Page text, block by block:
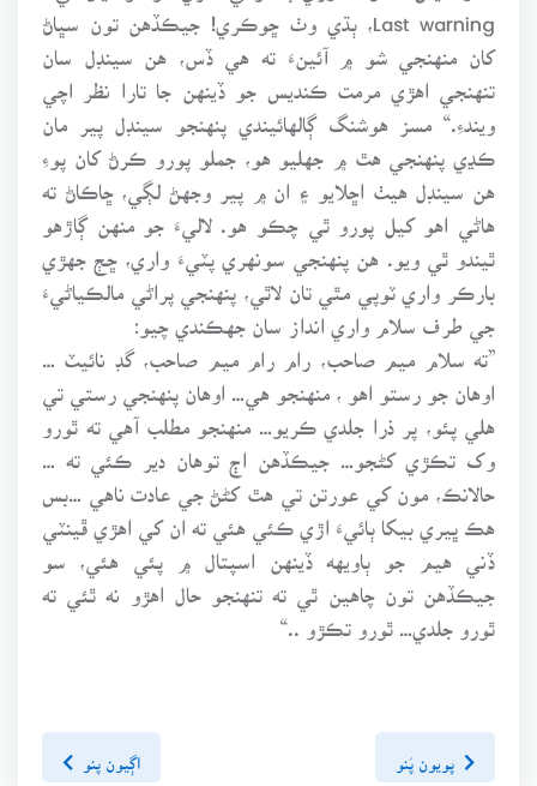
Last warning، ٻڌي وٺ ڇوڪري! جيڪڏهن تون سڀاڻ
کان منهنجي شو ۾ آئينءَ ته هي ڏس، هن سينڊل سان
تنهنجي اهڙي مرمت ڪنديس جو ڏينهن جا تارا نظر اچي
ويندءِ.“ مسز هوشنگ ڳالهائيندي پنهنجو سينڊل پير مان
ڪڍي پنهنجي هٿ ۾ جهليو هو، جملو پورو ڪرڻ کان پوءِ
هن سينڊل هيٺ اڇلايو ۽ ان ۾ پير وجهڻ لڳي، ڇاڪاڻ ته
هاڻي اهو کيل پورو ٿي چڪو هو. لاليءَ جو منهن ڳاڙهو
ٿيندو ٿي ويو. هن پنهنجي سونهري پٽيءَ واري، ڇڄ جهڙي
بارڪر واري ٽوپي مٿي تان لاٿي، پنهنجي پراڻي مالڪياڻيءَ
جي طرف سلام واري انداز سان جهڪندي چيو:
”ته سلام ميم صاحب، رام رام ميم صاحب، گڊ نائيٽ …
اوهان جو رستو اهو ، منهنجو هي… اوهان پنهنجي رستي تي
هلي پئو، پر ذرا جلدي ڪريو… منهنجو مطلب آهي ته ٿورو
وک تڪڙي کڻجو… جيڪڏهن اڄ توهان دير ڪئي ته …
حالانڪ، مون کي عورتن تي هٿ کڻڻ جي عادت ناهي …بس
هڪ ڀيري بيکا ٻائيءَ اڙي ڪئي هئي ته ان کي اهڙي ڦينٽي
ڏني هيم جو ٻاويهه ڏينهن اسپتال ۾ پئي هئي، سو
جيڪڏهن تون چاهين ٿي ته تنهنجو حال اهڙو نه ٿئي ته
ٿورو جلدي… ٿورو تڪڙو ..“
پويون پَنو اڳيون پنو